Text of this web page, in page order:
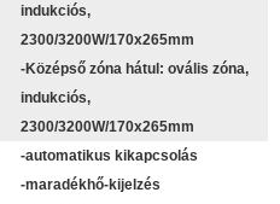
indukciós,
2300/3200W/170x265mm
-Középső zóna hátul: ovális zóna,
indukciós,
2300/3200W/170x265mm
-automatikus kikapcsolás
-maradékhő-kijelzés